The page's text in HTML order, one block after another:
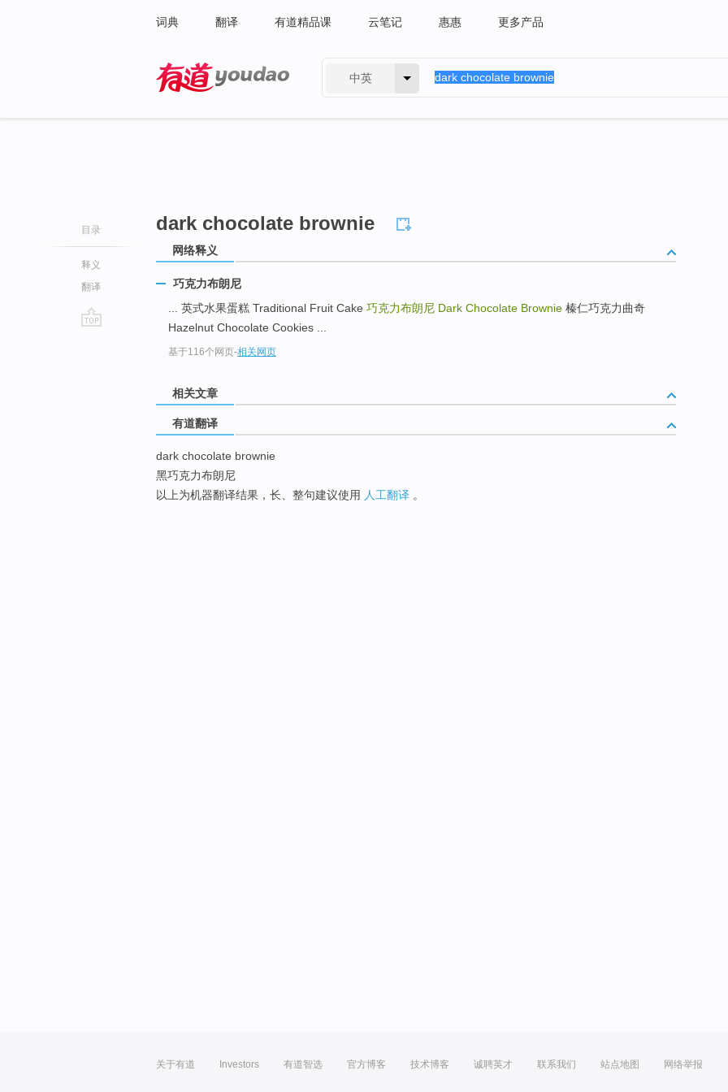
词典 翻译 有道精品课 云笔记 惠惠 更多产品
中英
目录
释义
翻译
dark chocolate brownie
网络释义
巧克力布朗尼
... 英式水果蛋糕 Traditional Fruit Cake 巧克力布朗尼 Dark Chocolate Brownie 榛仁巧克力曲奇
Hazelnut Chocolate Cookies ...
基于116个网页-相关网页
相关文章
有道翻译
dark chocolate brownie
黑巧克力布朗尼
以上为机器翻译结果，长、整句建议使用 人工翻译 。
关于有道 Investors 有道智选 官方博客 技术博客 诚聘英才 联系我们 站点地图 网络举报